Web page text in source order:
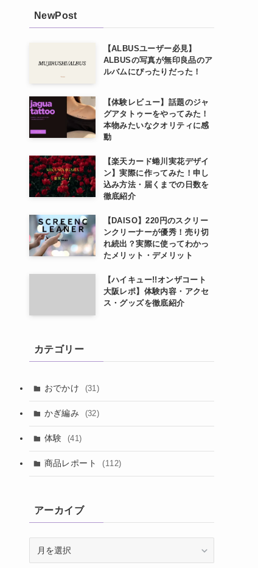
NewPost
【ALBUSユーザー必見】
ALBUSの写真が無印良品のア
ルバムにぴったりだった！
【体験レビュー】話題のジャ
グアタトゥーをやってみた！
本物みたいなクオリティに感
動
【楽天カード蜷川実花デザイ
ン】実際に作ってみた！申し
込み方法・届くまでの日数を
徹底紹介
【DAISO】220円のスクリー
ンクリーナーが優秀！売り切
れ続出？実際に使ってわかっ
たメリット・デメリット
【ハイキュー!!オンザコート
大阪レポ】体験内容・アクセ
ス・グッズを徹底紹介
カテゴリー
おでかけ (31)
かぎ編み (32)
体験 (41)
商品レポート (112)
アーカイブ